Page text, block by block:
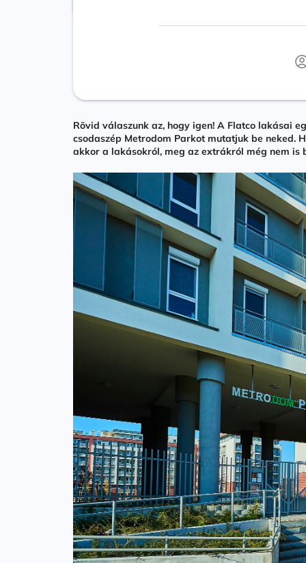
Rövid válaszunk az, hogy igen! A Flatco lakásai
csodaszép Metrodom Parkot mutatjuk be neked.
akkor a lakásokról, meg az extrákról még nem is